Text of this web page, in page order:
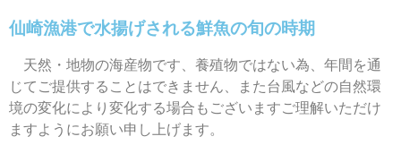
仙崎漁港で水揚げされる鮮魚の旬の時期
天然・地物の海産物です、養殖物ではない為、年間を通
じてご提供することはできません、また台風などの自然環
境の変化により変化する場合もございますご理解いただけ
ますようにお願い申し上げます。